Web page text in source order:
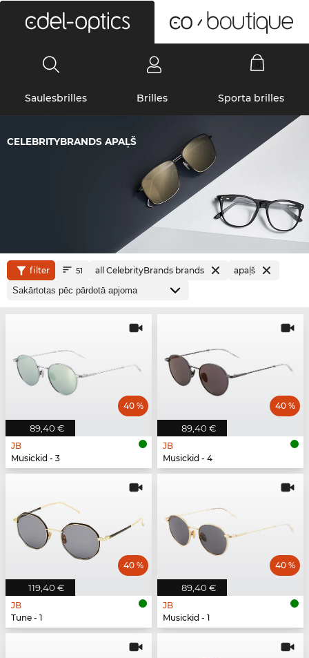
Saulesbrilles Brilles Sporta brilles
CELEBRITYBRANDS APAĻŠ
filter 51 all CelebrityBrands brands apaļš
89,40 €
40 %
JB
Musickid - 3
89,40 €
40 %
JB
Musickid - 4
119,40 €
40 %
JB
Tune - 1
89,40 €
40 %
JB
Musickid - 1